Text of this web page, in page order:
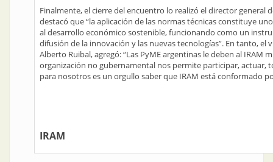
Finalmente, el cierre del encuentro lo realizó el director general
destacó que “la aplicación de las normas técnicas constituye
al desarrollo económico sostenible, funcionando como un
difusión de la innovación y las nuevas tecnologías”. En tanto, el
Alberto Ruibal, agregó: “Las PyME argentinas le deben al IRAM
organización no gubernamental nos permite participar, actuar,
para nosotros es un orgullo saber que IRAM está conformado
IRAM